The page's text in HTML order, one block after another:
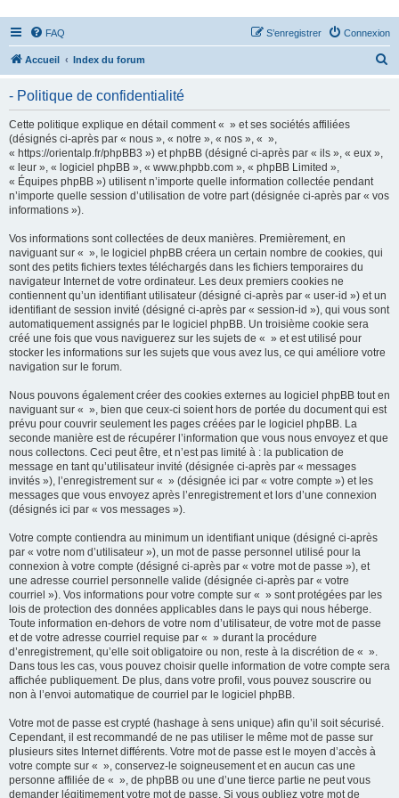
FAQ Connexion
S’enregistrer
Accueil Index du forum
- Politique de confidentialité
Cette politique explique en détail comment « » et ses sociétés affiliées
(désignés ci-après par « nous », « notre », « nos », « »,
« https://orientalp.fr/phpBB3 ») et phpBB (désigné ci-après par « ils », « eux »,
« leur », « logiciel phpBB », « www.phpbb.com », « phpBB Limited »,
« Équipes phpBB ») utilisent n’importe quelle information collectée pendant
n’importe quelle session d’utilisation de votre part (désignée ci-après par « vos
informations »).
Vos informations sont collectées de deux manières. Premièrement, en
naviguant sur « », le logiciel phpBB créera un certain nombre de cookies, qui
sont des petits fichiers textes téléchargés dans les fichiers temporaires du
navigateur Internet de votre ordinateur. Les deux premiers cookies ne
contiennent qu’un identifiant utilisateur (désigné ci-après par « user-id ») et un
identifiant de session invité (désigné ci-après par « session-id »), qui vous sont
automatiquement assignés par le logiciel phpBB. Un troisième cookie sera
créé une fois que vous naviguerez sur les sujets de « » et est utilisé pour
stocker les informations sur les sujets que vous avez lus, ce qui améliore votre
navigation sur le forum.
Nous pouvons également créer des cookies externes au logiciel phpBB tout en
naviguant sur « », bien que ceux-ci soient hors de portée du document qui est
prévu pour couvrir seulement les pages créées par le logiciel phpBB. La
seconde manière est de récupérer l’information que vous nous envoyez et que
nous collectons. Ceci peut être, et n’est pas limité à : la publication de
message en tant qu’utilisateur invité (désignée ci-après par « messages
invités »), l’enregistrement sur « » (désignée ici par « votre compte ») et les
messages que vous envoyez après l’enregistrement et lors d’une connexion
(désignés ici par « vos messages »).
Votre compte contiendra au minimum un identifiant unique (désigné ci-après
par « votre nom d’utilisateur »), un mot de passe personnel utilisé pour la
connexion à votre compte (désigné ci-après par « votre mot de passe »), et
une adresse courriel personnelle valide (désignée ci-après par « votre
courriel »). Vos informations pour votre compte sur « » sont protégées par les
lois de protection des données applicables dans le pays qui nous héberge.
Toute information en-dehors de votre nom d’utilisateur, de votre mot de passe
et de votre adresse courriel requise par « » durant la procédure
d’enregistrement, qu’elle soit obligatoire ou non, reste à la discrétion de « ».
Dans tous les cas, vous pouvez choisir quelle information de votre compte sera
affichée publiquement. De plus, dans votre profil, vous pouvez souscrire ou
non à l’envoi automatique de courriel par le logiciel phpBB.
Votre mot de passe est crypté (hashage à sens unique) afin qu’il soit sécurisé.
Cependant, il est recommandé de ne pas utiliser le même mot de passe sur
plusieurs sites Internet différents. Votre mot de passe est le moyen d’accès à
votre compte sur « », conservez-le soigneusement et en aucun cas une
personne affiliée de « », de phpBB ou une d’une tierce partie ne peut vous
demander légitimement votre mot de passe. Si vous oubliez votre mot de